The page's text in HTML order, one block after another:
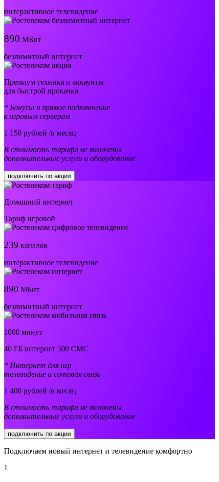
интерактивное телевидение
890 МБит
безлимитный интернет
Премиум техника и аккаунты
для быстрой прокачки
* Бонусы и прямое подключение
к игровым серверам
1 150 рублей /в месяц
В стоимость тарифа не включены
дополнительные услуги и оборудование
подключить по акции
Домашний интернет
Тариф игровой
239 каналов
интерактивное телевидение
890 МБит
безлимитный интернет
1000 минут
40 ГБ интернет 500 СМС
* Интернет для игр
телевидение и сотовая связь
1 400 рублей /в месяц
В стоимость тарифа не включены
дополнительные услуги и оборудование
подключить по акции
Подключаем новый интернет и телевидение комфортно
1